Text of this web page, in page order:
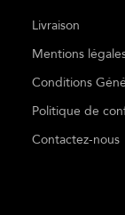
Livraison
Mentions
Conditions
Politique de
Contactez-nous